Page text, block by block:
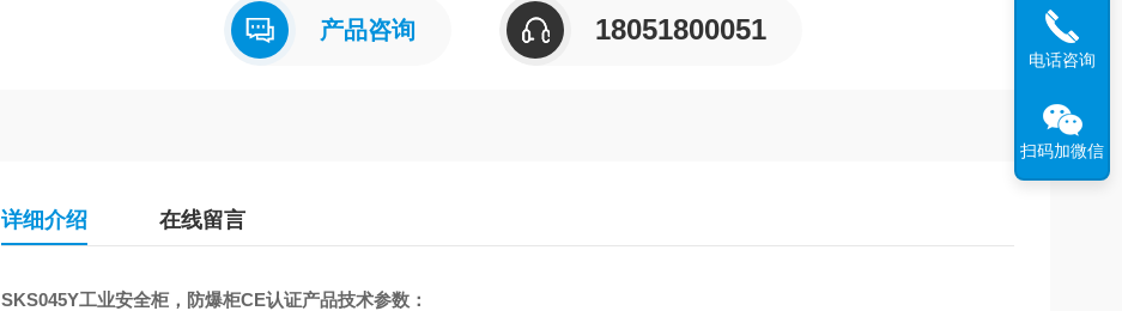
产品咨询 18051800051
详细介绍 在线留言
SKS045Y工业安全柜，防爆柜CE认证产品技术参数：
电话咨询
扫码加微信